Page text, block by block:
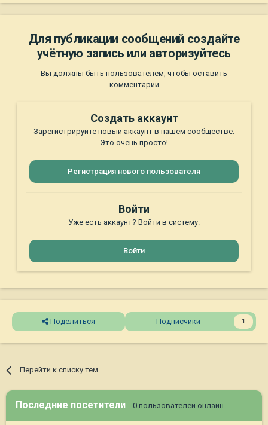
Для публикации сообщений создайте
учётную запись или авторизуйтесь
Вы должны быть пользователем, чтобы оставить
комментарий
Создать аккаунт
Зарегистрируйте новый аккаунт в нашем сообществе.
Это очень просто!
Регистрация нового пользователя
Войти
Уже есть аккаунт? Войти в систему.
Войти
Поделиться Подписчики 1
Перейти к списку тем
Последние посетители 0 пользователей онлайн